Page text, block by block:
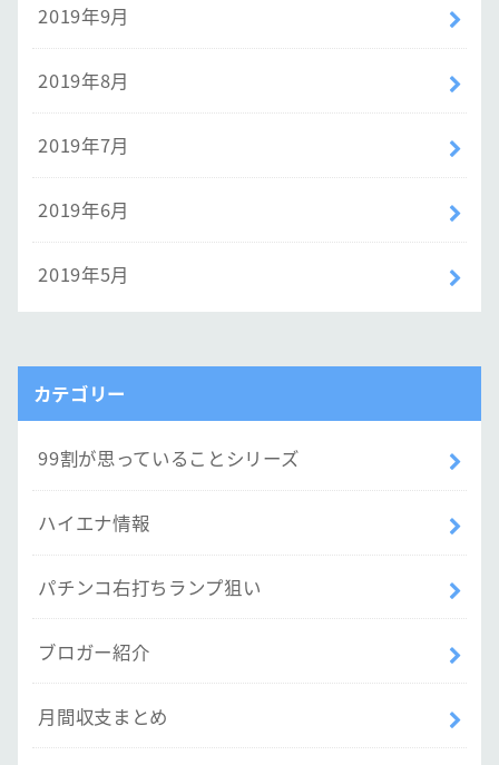
2019年9月
2019年8月
2019年7月
2019年6月
2019年5月
カテゴリー
99割が思っていることシリーズ
ハイエナ情報
パチンコ右打ちランプ狙い
ブロガー紹介
月間収支まとめ